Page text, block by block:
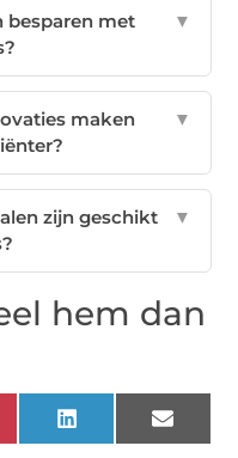
besparen met
▼
maken
▼
zijn geschikt
▼
hem dan
LinkedIn Email